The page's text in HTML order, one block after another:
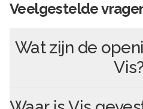
Veelgestelde
Wat zijn de
Vis